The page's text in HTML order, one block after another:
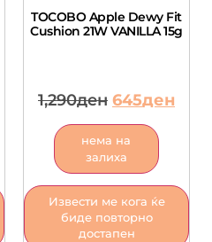
TOCOBO Apple Dewy Fit
Cushion 21W VANILLA 15g
1,290ден 645ден
нема на
залиха
Извести ме кога ќе
биде повторно
достапен